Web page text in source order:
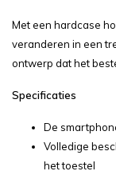
Met een hardcase
veranderen in een
ontwerp dat het
Specificaties
De
Volledige
het toestel